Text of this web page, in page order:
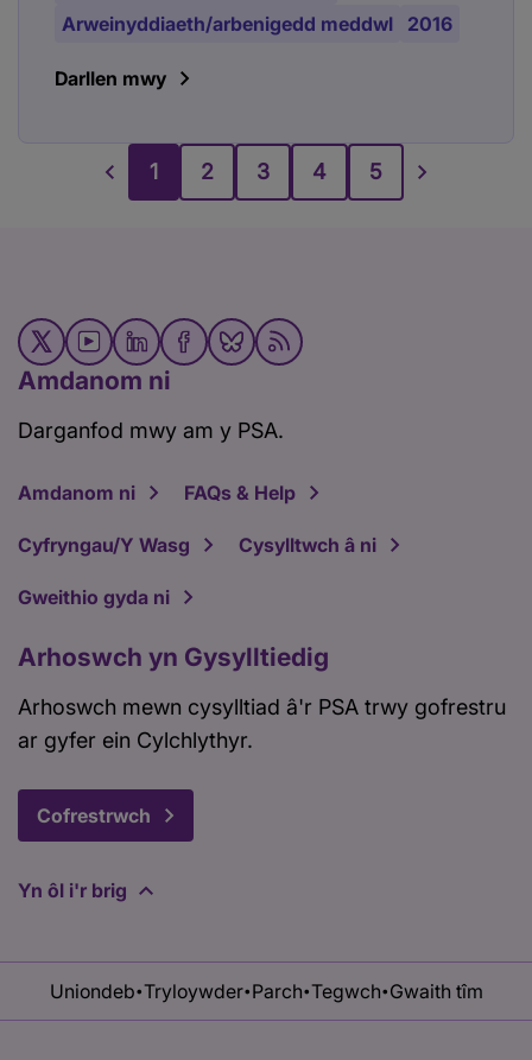
Arweinyddiaeth/arbenigedd meddwl
2016
Darllen mwy
1 2 3 4 5
Amdanom ni
Darganfod mwy am y PSA.
Amdanom ni FAQs & Help
Cyfryngau/Y Wasg Cysylltwch â ni
Gweithio gyda ni
Arhoswch yn Gysylltiedig
Arhoswch mewn cysylltiad â'r PSA trwy gofrestru
ar gyfer ein Cylchlythyr.
Cofrestrwch
Yn ôl i'r brig
Uniondeb•Tryloywder• Parch•Tegwch• Gwaith tîm